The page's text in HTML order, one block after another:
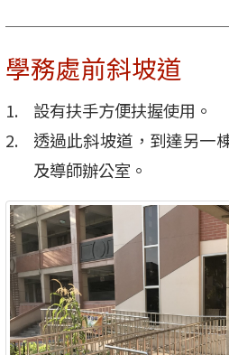
學務處前斜坡道
設有扶手方便扶握使用。
透過此斜坡道，到達另一
及導師辦公室。